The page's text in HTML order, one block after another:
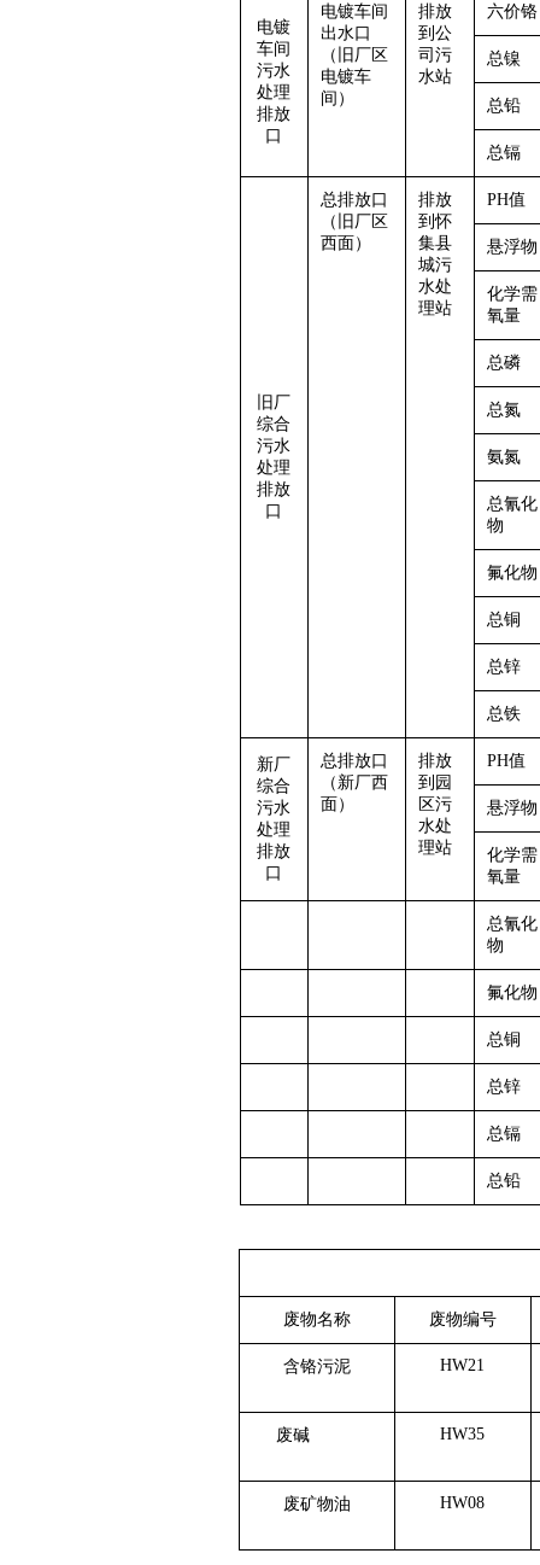
电镀
车间
污水
处理
排放
口
电镀车间
出水口
（旧厂区
电镀车
间）
排放
到公
司污
水站
六价铬
总镍
总铅
总镉
旧厂
综合
污水
处理
排放
口
总排放口
（旧厂区
西面）
排放
到怀
集县
城污
水处
理站
PH值
悬浮物
化学需
氧量
总磷
总氮
氨氮
总氰化
物
氟化物
总铜
总锌
总铁
新厂
综合
污水
处理
排放
口
总排放口
（新厂西
面）
排放
到园
区污
水处
理站
PH值
悬浮物
化学需
氧量
总氰化
物
氟化物
总铜
总锌
总镉
总铅
废物名称 废物编号
含铬污泥 HW21
废碱 HW35
废矿物油 HW08